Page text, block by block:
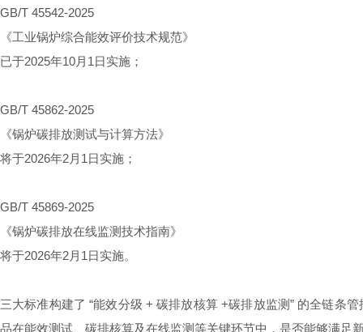
GB/T 45542-2025
《工业锅炉综合能效评价技术规范》
已于2025年10月1日实施；
GB/T 45862-2025
《锅炉碳排放测试与计算方法》
将于2026年2月1日实施；
GB/T 45869-2025
《锅炉碳排放在线监测技术指南》
将于2026年2月1日实施。
三大标准构建了 “能效分级 + 碳排放核算 +碳排放监测” 的全链条
品在能效测试、碳排核算及在线监测等关键环节中，是否能够满足